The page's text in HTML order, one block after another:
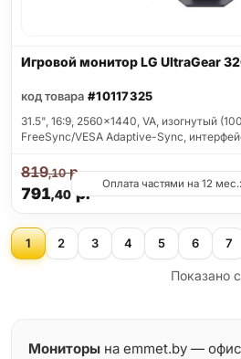
Игровой монитор LG UltraGear
код товара #10117325
31.5", 16:9, 2560x1440, VA, изогнутый
FreeSync/VESA Adaptive-Sync,
791,40р.
819,10р.
Оплата частями на 12
1 2 3 4 5 6 7
Показано
Мониторы на emmet.by —